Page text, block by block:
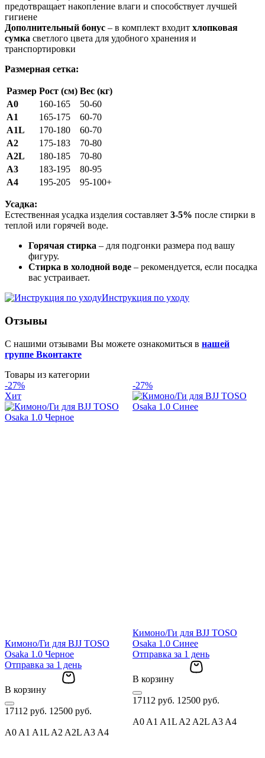
предотвращает накопление влаги и способствует лучшей
гигиене
Дополнительный бонус – в комплект входит хлопковая
сумка светлого цвета для удобного хранения и
транспортировки
Размерная сетка:
Размер Рост (см) Вес (кг)
A0
160-165
50-60
A1
165-175
60-70
A1L
170-180
60-70
A2
175-183
70-80
A2L
180-185
70-80
A3
183-195
80-95
A4
195-205 95-100+
Усадка:
Естественная усадка изделия составляет 3-5% после стирки в
теплой или горячей воде.
Горячая стирка – для подгонки размера под вашу
фигуру.
Стирка в холодной воде – рекомендуется, если посадка
вас устраивает.
Инструкция по уходу
Отзывы
С нашими отзывами Вы можете ознакомиться в нашей
группе Вконтакте
Товары из категории
-27%
Хит
Кимоно/Ги для BJJ TOSO
Osaka 1.0 Черное
Отправка за 1 день
В корзину
17112 руб. 12500 руб.
A0 A1 A1L A2 A2L A3 A4
-27%
Кимоно/Ги для BJJ TOSO
Osaka 1.0 Синее
Отправка за 1 день
В корзину
17112 руб. 12500 руб.
A0 A1 A1L A2 A2L A3 A4